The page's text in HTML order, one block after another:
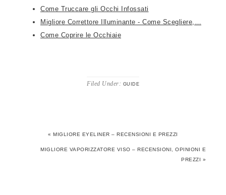
Come Truccare gli Occhi Infossati
Migliore Correttore Illuminante - Come Scegliere,…
Come Coprire le Occhiaie
Filed Under: GUIDE
« MIGLIORE EYELINER – RECENSIONI E PREZZI
MIGLIORE VAPORIZZATORE VISO – RECENSIONI, OPINIONI E
PREZZI »